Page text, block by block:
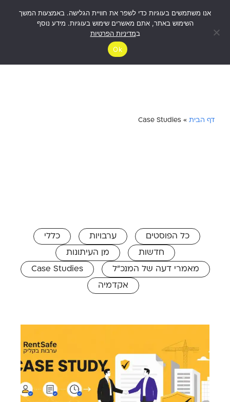
לבדיקת
דף הבית »
Case Studies
כל הפוסטים ערבויות
כללי
חדשות
מן העיתונות
מאמרי דעה של המנכ"ל
Case Studies
אקדמיה
אנו משתמשים בעוגיות כדי לשפר את חוויית הגלישה. באמצעות המשך
השימוש באתר, אתם מאשרים שימוש בעוגיות. מידע נוסף
במדיניות הפרטיות
Ok